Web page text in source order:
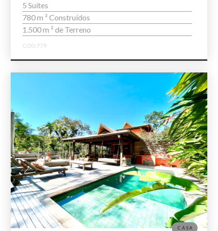
5 Suítes
780 m ² Construídos
1.500 m ² de Terreno
COD.779
CASA